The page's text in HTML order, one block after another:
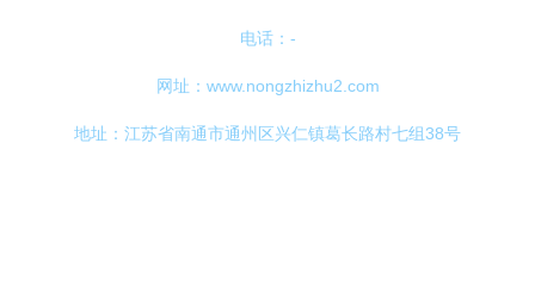
电话：-
网址： www.nongzhizhu2.com
地址：江苏省南通市通州区兴仁镇葛长路村七组38号